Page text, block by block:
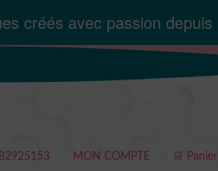
créés avec passion depuis
MON COMPTE 🛒 Panier